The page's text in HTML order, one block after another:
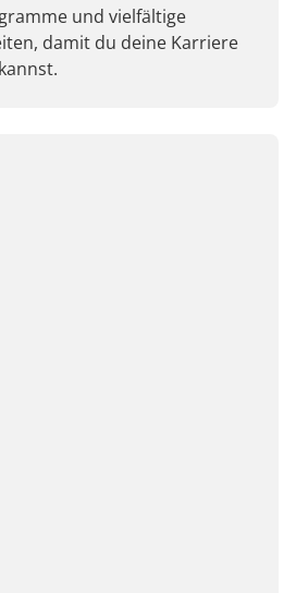
und vielfältige
damit du deine Karriere